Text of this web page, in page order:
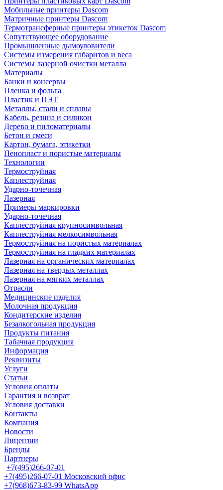
Мобильные принтеры Dascom
Матричные принтеры Dascom
Термотрансферные принтеры этикеток Dascom
Сопутствующее оборудование
Промышленные дымоуловители
Системы измерения габаритов и веса
Системы лазерной очистки металла
Материалы
Банки и консервы
Пленка и фольга
Пластик и ПЭТ
Металлы, стали и сплавы
Кабель, резина и силикон
Дерево и пиломатериалы
Бетон и смеси
Картон, бумага, этикетки
Пенопласт и пористые материалы
Технологии
Термоструйная
Каплеструйная
Ударно-точечная
Лазерная
Примеры маркировки
Ударно-точечная
Каплеструйная крупносимвольная
Каплеструйная мелкосимвольная
Термоструйная на пористых материалах
Термоструйная на гладких материалах
Лазерная на органических материалах
Лазерная на твердых металлах
Лазерная на мягких металлах
Отрасли
Медицинские изделия
Молочная продукция
Кондитерские изделия
Безалкогольная продукция
Продукты питания
Табачная продукция
Информация
Реквизиты
Услуги
Статьи
Условия оплаты
Гарантия и возврат
Условия доставки
Контакты
Компания
Новости
Лицензии
Бренды
Партнеры
+7(495)266-07-01
+7(495)266-07-01 Московский офис
+7(968)673-83-99 WhatsApp